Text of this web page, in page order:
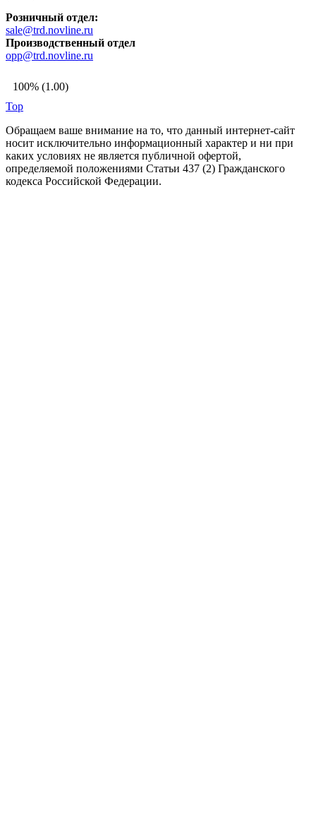
Розничный отдел:
sale@trd.novline.ru
Производственный отдел
opp@trd.novline.ru
100% (1.00)
Top
Обращаем ваше внимание на то, что данный интернет-сайт
носит исключительно информационный характер и ни при
каких условиях не является публичной офертой,
определяемой положениями Статьи 437 (2) Гражданского
кодекса Российской Федерации.